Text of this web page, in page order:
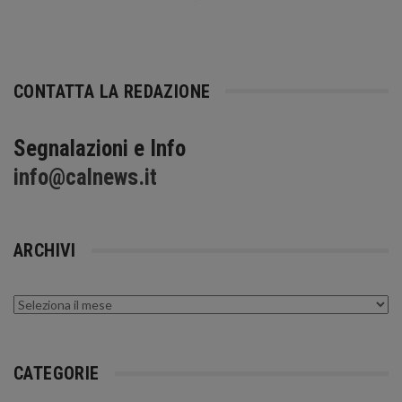
CONTATTA LA REDAZIONE
Segnalazioni e Info
info@calnews.it
ARCHIVI
Archivi
CATEGORIE